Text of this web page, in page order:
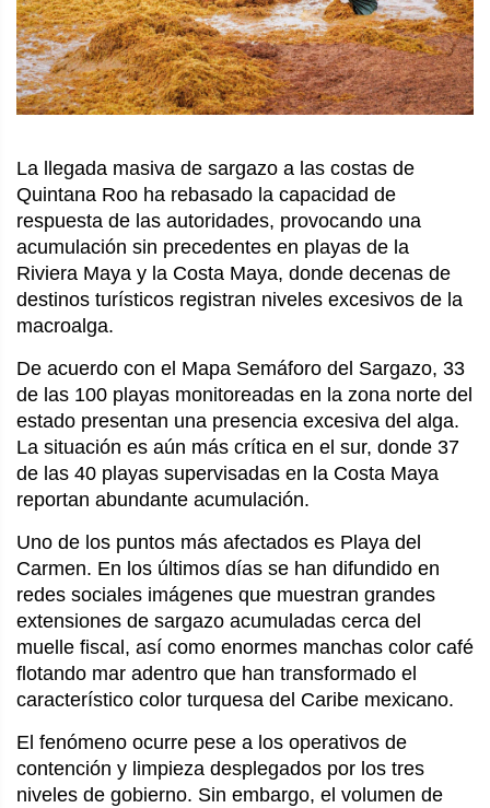
La llegada masiva de sargazo a las costas de
Quintana Roo ha rebasado la capacidad de
respuesta de las autoridades, provocando una
acumulación sin precedentes en playas de la
Riviera Maya y la Costa Maya, donde decenas de
destinos turísticos registran niveles excesivos de la
macroalga.
De acuerdo con el Mapa Semáforo del Sargazo, 33
de las 100 playas monitoreadas en la zona norte del
estado presentan una presencia excesiva del alga.
La situación es aún más crítica en el sur, donde 37
de las 40 playas supervisadas en la Costa Maya
reportan abundante acumulación.
Uno de los puntos más afectados es Playa del
Carmen. En los últimos días se han difundido en
redes sociales imágenes que muestran grandes
extensiones de sargazo acumuladas cerca del
muelle fiscal, así como enormes manchas color café
flotando mar adentro que han transformado el
característico color turquesa del Caribe mexicano.
El fenómeno ocurre pese a los operativos de
contención y limpieza desplegados por los tres
niveles de gobierno. Sin embargo, el volumen de